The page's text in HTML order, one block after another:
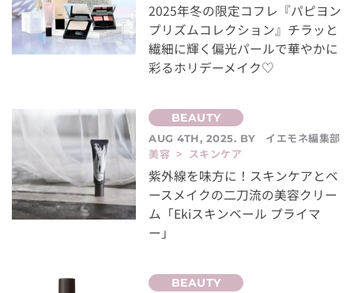
2025年冬の限定コフレ『パピヨン
プリズムコレクション』チラッと
繊細に輝く偏光パールで華やかに
彩るホリデーメイク♡
AUG 4TH, 2025. BY
イエモネ編集部
美容 > スキンケア
紫外線を味方に！スキンケアとベ
ースメイクの二刀流の美容クリー
ム「Ekiスキンベール プライマ
ー」